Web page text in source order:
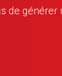
de générer